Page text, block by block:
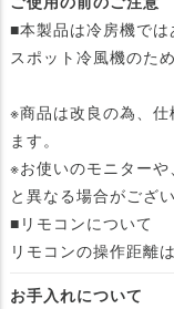
■本製品は冷房機では
スポット冷風機のた
※商品は改良の為、
ます。
※お使いのモニター
と異なる場合がござい
■リモコンについて
リモコンの操作距離
お手入れについて